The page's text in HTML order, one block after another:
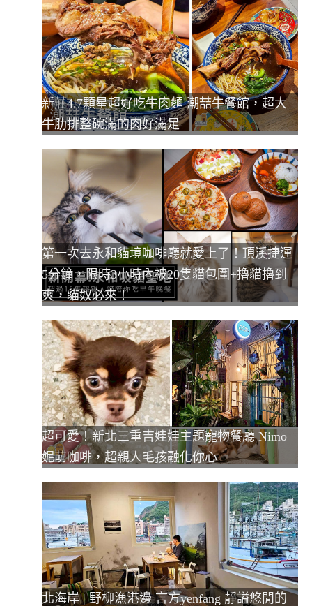
新莊4.7顆星超好吃牛肉麵 潮喆牛餐館，超大
牛肋排整碗滿的肉好滿足
第一次去永和貓境咖啡廳就愛上了！頂溪捷運
5分鐘，限時3小時內被20隻貓包圍+擼貓擼到
爽，貓奴必來！
超可愛！新北三重吉娃娃主題寵物餐廳 Nimo
妮萌咖啡，超親人毛孩融化你心
北海岸 | 野柳漁港邊 言方yenfang 靜謚悠閒的